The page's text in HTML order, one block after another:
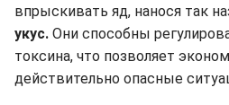
впрыскивать яд, нанося так
укус. Они способны
токсина, что позволяет
действительно опасные